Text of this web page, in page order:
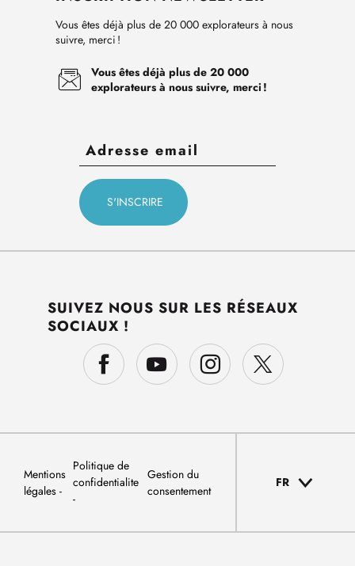
Vous êtes déjà plus de 20 000 explorateurs à nous
suivre, merci !
Vous êtes déjà plus de 20 000
explorateurs à nous suivre, merci !
SUIVEZ NOUS SUR LES RÉSEAUX
SOCIAUX !
Mentions
légales
Politique de
confidentialite
Gestion du
consentement
FR